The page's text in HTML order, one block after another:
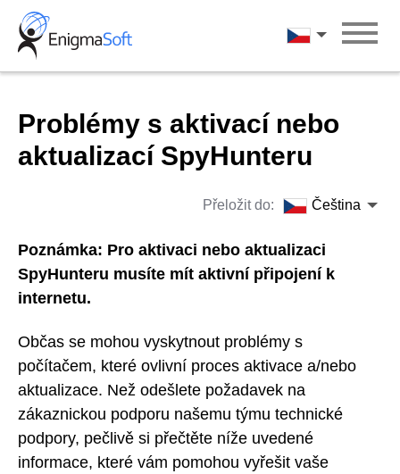
Skip
content
Čeština
Problémy s aktivací nebo
aktualizací SpyHunteru
Přeložit do: Čeština
Poznámka: Pro aktivaci nebo aktualizaci
SpyHunteru musíte mít aktivní připojení k
internetu.
Občas se mohou vyskytnout problémy s
počítačem, které ovlivní proces aktivace a/nebo
aktualizace. Než odešlete požadavek na
zákaznickou podporu našemu týmu technické
podpory, pečlivě si přečtěte níže uvedené
informace, které vám pomohou vyřešit vaše